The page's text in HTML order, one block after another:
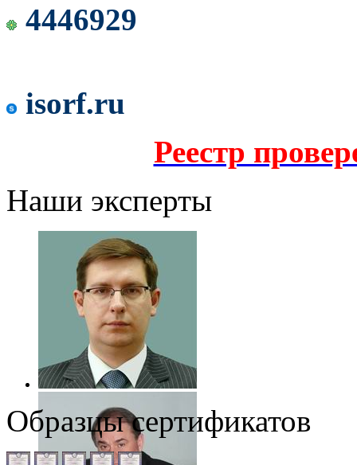
4446929
isorf.ru
Реестр
Наши эксперты
Образцы сертификатов